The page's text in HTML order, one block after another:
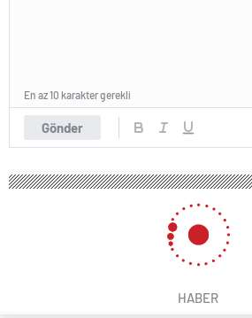
Gönder
En az 10 karakter gerekli
HABER